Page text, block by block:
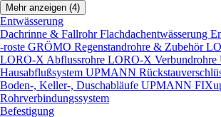
Mehr anzeigen (4)
Entwässerung
Dachrinne & FallrohrFlachdachentwässerung
-roste GRÖMO Regenstandrohre & Zubehör
LORO-X Abflussrohre LORO-X Verbundrohre
Hausabflußsystem UPMANN
Boden-, Keller-, Duschabläufe UPMANN
Rohrverbindungssystem
Befestigung